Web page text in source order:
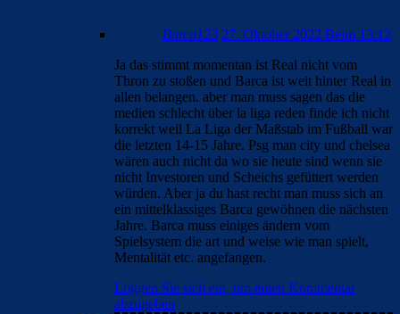
Barca123 27. Oktober 2022 Beim 13:12
Ja das stimmt momentan ist Real nicht vom
Thron zu stoßen und Barca ist weit hinter Real in
allen belangen. aber man muss sagen das die
medien schlecht über la liga reden finde ich nicht
korrekt weil La Liga der Maßstab im Fußball war
die letzten 14-15 Jahre. Psg man city und chelsea
wären auch nicht da wo sie heute sind wenn sie
nicht Investoren und Scheichs gefüttert werden
würden. Aber ja du hast recht man muss sich an
ein mittelklassiges Barca gewöhnen die nächsten
Jahre. Barca muss einiges ändern vom
Spielsystem die art und weise wie man spielt,
Mentalität etc. angefangen.
Loggen Sie sich ein, um einen Kommentar
abzugeben